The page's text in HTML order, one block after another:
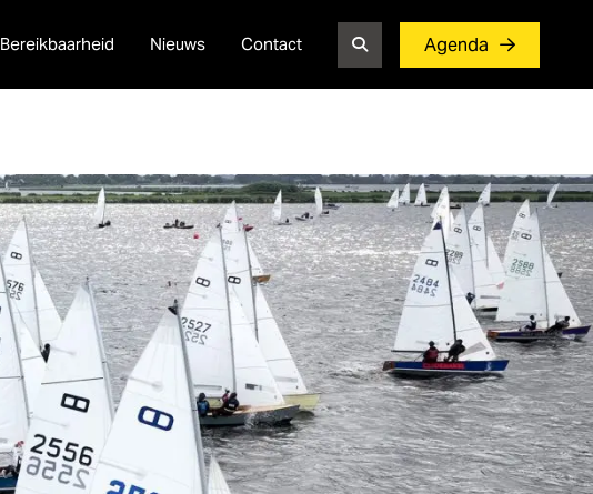
Bereikbaarheid Nieuws Contact Agenda